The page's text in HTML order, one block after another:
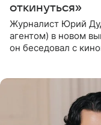
откинуться»
Журналист Юрий
агентом) в новом
он беседовал с